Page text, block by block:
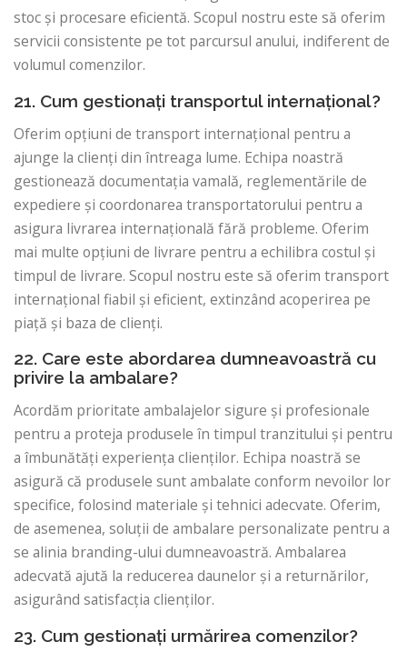
stoc și procesare eficientă. Scopul nostru este să oferim
servicii consistente pe tot parcursul anului, indiferent de
volumul comenzilor.
21. Cum gestionați transportul internațional?
Oferim opțiuni de transport internațional pentru a
ajunge la clienți din întreaga lume. Echipa noastră
gestionează documentația vamală, reglementările de
expediere și coordonarea transportatorului pentru a
asigura livrarea internațională fără probleme. Oferim
mai multe opțiuni de livrare pentru a echilibra costul și
timpul de livrare. Scopul nostru este să oferim transport
internațional fiabil și eficient, extinzând acoperirea pe
piață și baza de clienți.
22. Care este abordarea dumneavoastră cu
privire la ambalare?
Acordăm prioritate ambalajelor sigure și profesionale
pentru a proteja produsele în timpul tranzitului și pentru
a îmbunătăți experiența clienților. Echipa noastră se
asigură că produsele sunt ambalate conform nevoilor lor
specifice, folosind materiale și tehnici adecvate. Oferim,
de asemenea, soluții de ambalare personalizate pentru a
se alinia branding-ului dumneavoastră. Ambalarea
adecvată ajută la reducerea daunelor și a returnărilor,
asigurând satisfacția clienților.
23. Cum gestionați urmărirea comenzilor?